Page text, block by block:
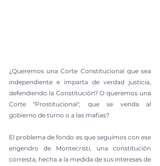
¿Queremos una Corte Constitucional que sea
independiente e imparta de verdad justicia,
defendiendo la Constitución? O queremos una
Corte "Prostitucional", que se venda al
gobierno de turno o a las mafias?
El problema de fondo es que seguimos con ese
engendro de Montecristi, una constitución
correista, hecha a la medida de sus intereses de